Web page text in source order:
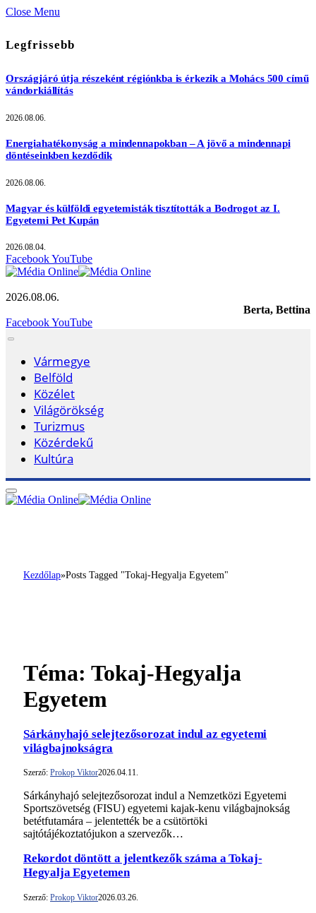
Close Menu
Legfrissebb
Országjáró útja részeként régiónkba is érkezik a Mohács 500 című
vándorkiállítás
2026.08.06.
Energiahatékonyság a mindennapokban – A jövő a mindennapi
döntéseinkben kezdődik
2026.08.06.
Magyar és külföldi egyetemisták tisztították a Bodrogot az I.
Egyetemi Pet Kupán
2026.08.04.
FacebookYouTube
2026.08.06.
Berta, Bettina
FacebookYouTube
Vármegye
Belföld
Közélet
Világörökség
Turizmus
Közérdekű
Kultúra
Kezdőlap»Posts Tagged "Tokaj-Hegyalja Egyetem"
Téma: Tokaj-Hegyalja
Egyetem
Sárkányhajó selejtezősorozat indul az egyetemi
világbajnokságra
Szerző: Prokop Viktor2026.04.11.
Sárkányhajó selejtezősorozat indul a Nemzetközi Egyetemi
Sportszövetség (FISU) egyetemi kajak-kenu világbajnokság
betétfutamára – jelentették be a csütörtöki
sajtótájékoztatójukon a szervezők…
Rekordot döntött a jelentkezők száma a Tokaj-
Hegyalja Egyetemen
Szerző: Prokop Viktor2026.03.26.